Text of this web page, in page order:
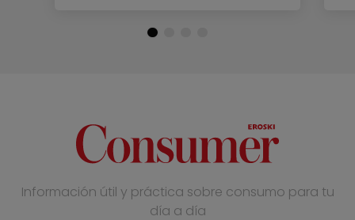
Información útil y práctica sobre consumo para tu
día a día